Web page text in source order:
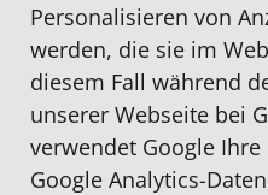
Personalisieren von
werden, die sie im
diesem Fall während
unserer Webseite bei
verwendet Google
Google Analytics-